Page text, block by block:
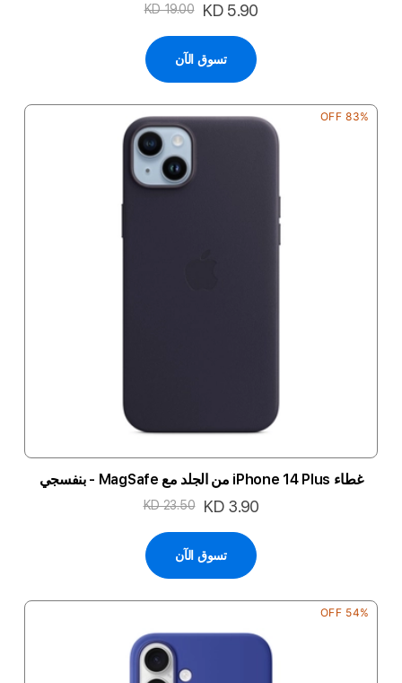
السعر
KD 5.90
KD 19.00
تسوق الآن
83% OFF
غطاء iPhone 14 Plus من الجلد مع MagSafe - بنفسجي
السعر
KD 3.90
KD 23.50
تسوق الآن
54% OFF